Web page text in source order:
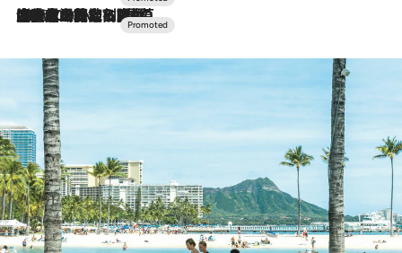
2026.7.10
NEW OPEN！【界 草津】名湯の地に誕生。趣の異なる2種の温泉と上州ならではの会席・蕎麦割烹など美食を味わう究極の癒やし旅